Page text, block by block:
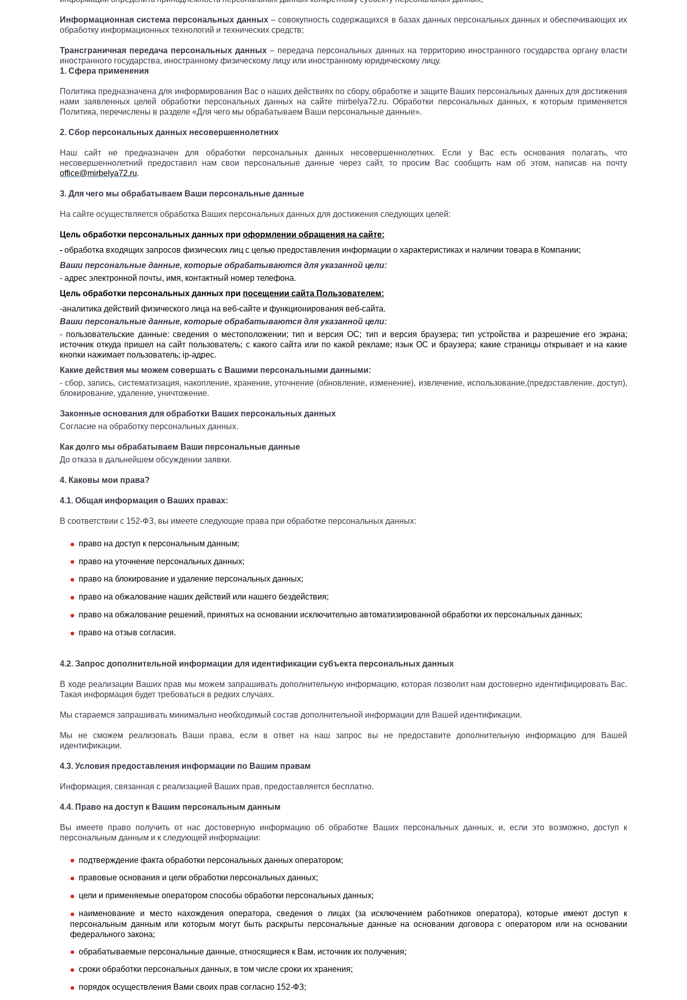
Информационная система персональных данных – совокупность содержащихся в базах данных персональных данных и обеспечивающих их
обработку информационных технологий и технических средств;
Трансграничная передача персональных данных – передача персональных данных на территорию иностранного государства органу власти
иностранного государства, иностранному физическому лицу или иностранному юридическому лицу.
1. Сфера применения
Политика предназначена для информирования Вас о наших действиях по сбору, обработке и защите Ваших персональных данных для достижения
нами заявленных целей обработки персональных данных на сайте mirbelya72.ru. Обработки персональных данных, к которым применяется
Политика, перечислены в разделе «Для чего мы обрабатываем Ваши персональные данные».
2. Сбор персональных данных несовершеннолетних
Наш сайт не предназначен для обработки персональных данных несовершеннолетних. Если у Вас есть основания полагать, что
несовершеннолетний предоставил нам свои персональные данные через сайт, то просим Вас сообщить нам об этом, написав на почту
office@mirbelya72.ru.
3. Для чего мы обрабатываем Ваши персональные данные
На сайте осуществляется обработка Ваших персональных данных для достижения следующих целей:
Цель обработки персональных данных при оформлении обращения на сайте:
- обработка входящих запросов физических лиц с целью предоставления информации о характеристиках и наличии товара в Компании;
Ваши персональные данные, которые обрабатываются для указанной цели:
- адрес электронной почты, имя, контактный номер телефона.
Цель обработки персональных данных при посещении сайта Пользователем:
-аналитика действий физического лица на веб-сайте и функционирования веб-сайта.
Ваши персональные данные, которые обрабатываются для указанной цели:
- пользовательские данные: сведения о местоположении; тип и версия ОС; тип и версия браузера; тип устройства и разрешение его экрана;
источник откуда пришел на сайт пользователь; с какого сайта или по какой рекламе; язык ОС и браузера; какие страницы открывает и на какие
кнопки нажимает пользователь; ip-адрес.
Какие действия мы можем совершать с Вашими персональными данными:
- сбор, запись, систематизация, накопление, хранение, уточнение (обновление, изменение), извлечение, использование,(предоставление, доступ),
блокирование, удаление, уничтожение.
Законные основания для обработки Ваших персональных данных
Согласие на обработку персональных данных.
Как долго мы обрабатываем Ваши персональные данные
До отказа в дальнейшем обсуждении заявки.
4. Каковы мои права?
4.1. Общая информация о Ваших правах:
В соответствии с 152-ФЗ, вы имеете следующие права при обработке персональных данных:
право на доступ к персональным данным;
право на уточнение персональных данных;
право на блокирование и удаление персональных данных;
право на обжалование наших действий или нашего бездействия;
право на обжалование решений, принятых на основании исключительно автоматизированной обработки их персональных данных;
право на отзыв согласия.
4.2. Запрос дополнительной информации для идентификации субъекта персональных данных
В ходе реализации Ваших прав мы можем запрашивать дополнительную информацию, которая позволит нам достоверно идентифицировать Вас.
Такая информация будет требоваться в редких случаях.
Мы стараемся запрашивать минимально необходимый состав дополнительной информации для Вашей идентификации.
Мы не сможем реализовать Ваши права, если в ответ на наш запрос вы не предоставите дополнительную информацию для Вашей
идентификации.
4.3. Условия предоставления информации по Вашим правам
Информация, связанная с реализацией Ваших прав, предоставляется бесплатно.
4.4. Право на доступ к Вашим персональным данным
Вы имеете право получить от нас достоверную информацию об обработке Ваших персональных данных, и, если это возможно, доступ к
персональным данным и к следующей информации:
подтверждение факта обработки персональных данных оператором;
правовые основания и цели обработки персональных данных;
цели и применяемые оператором способы обработки персональных данных;
наименование и место нахождения оператора, сведения о лицах (за исключением работников оператора), которые имеют доступ к
персональным данным или которым могут быть раскрыты персональные данные на основании договора с оператором или на основании
федерального закона;
обрабатываемые персональные данные, относящиеся к Вам, источник их получения;
сроки обработки персональных данных, в том числе сроки их хранения;
порядок осуществления Вами своих прав согласно 152-ФЗ;